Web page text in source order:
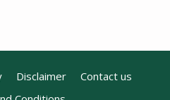
Disclaimer
Contact us